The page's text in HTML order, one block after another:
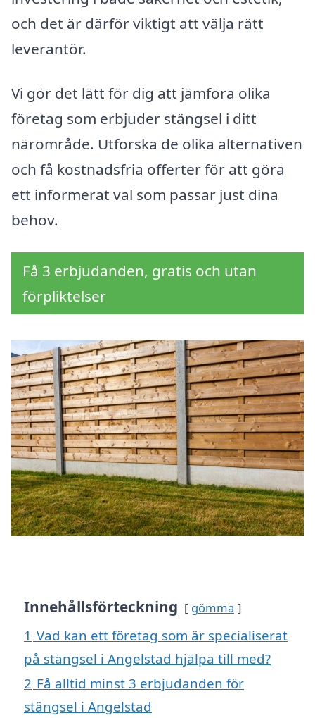
och det är därför viktigt att välja rätt
leverantör.
Vi gör det lätt för dig att jämföra olika
företag som erbjuder stängsel i ditt
närområde. Utforska de olika alternativen
och få kostnadsfria offerter för att göra
ett informerat val som passar just dina
behov.
Få 3 erbjudanden, gratis och utan
förpliktelser
Innehållsförteckning gömma
1 Vad kan ett företag som är specialiserat
på stängsel i Angelstad hjälpa till med?
2 Få alltid minst 3 erbjudanden för
stängsel i Angelstad